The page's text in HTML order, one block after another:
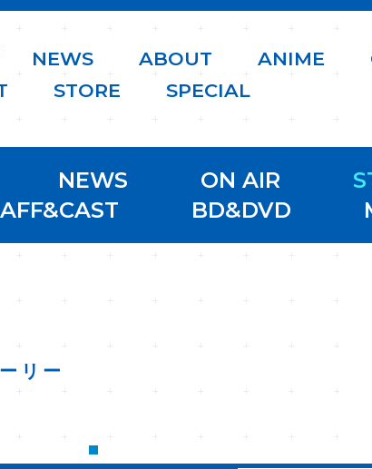
NEWS ABOUT ANIME
STORE SPECIAL
NEWS ON AIR
BD&DVD
リー